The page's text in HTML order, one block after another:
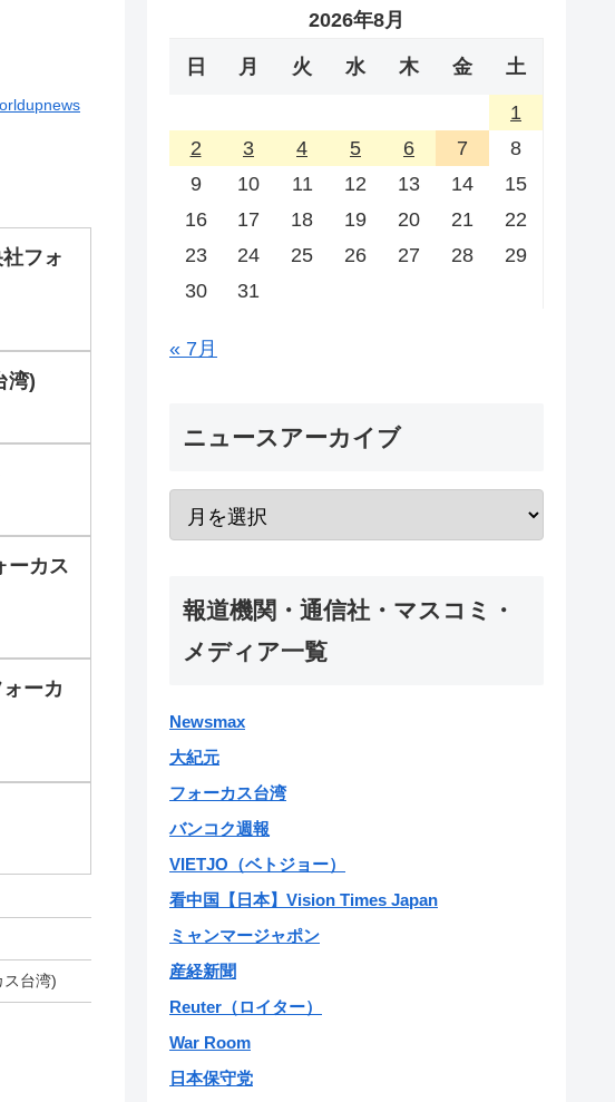
フォ
湾)
ーカス
ーカ
台湾)
2026年8月
日 月 火 水 木 金 土
1
2
3 4 5 6 7
8
9
10 11 12 13 14
15
16
17 18 19 20 21
22
23
24 25 26 27 28
29
30
31
« 7月
ニュースアーカイブ
報道機関・通信社・マスコミ・
メディア一覧
Newsmax
大紀元
フォーカス台湾
バンコク週報
VIETJO（ベトジョー）
看中国【日本】Vision Times Japan
ミャンマージャポン
産経新聞
Reuter（ロイター）
War Room
日本保守党